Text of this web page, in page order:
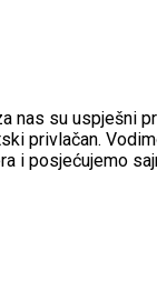
nas su uspješni
privlačan.
i posjećujemo